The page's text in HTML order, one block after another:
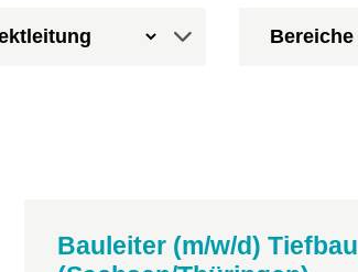
Bauleiter (m/w/d) Tiefbau